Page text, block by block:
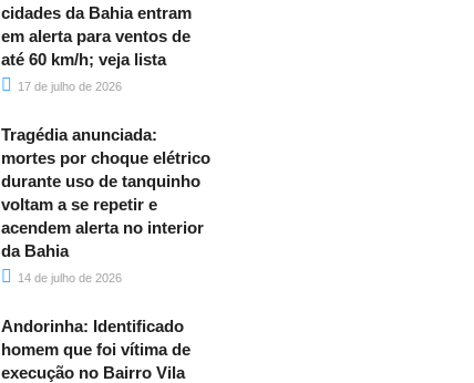
cidades da Bahia entram
em alerta para ventos de
até 60 km/h; veja lista
17 de julho de 2026
Tragédia anunciada:
mortes por choque elétrico
durante uso de tanquinho
voltam a se repetir e
acendem alerta no interior
da Bahia
14 de julho de 2026
Andorinha: Identificado
homem que foi vítima de
execução no Bairro Vila